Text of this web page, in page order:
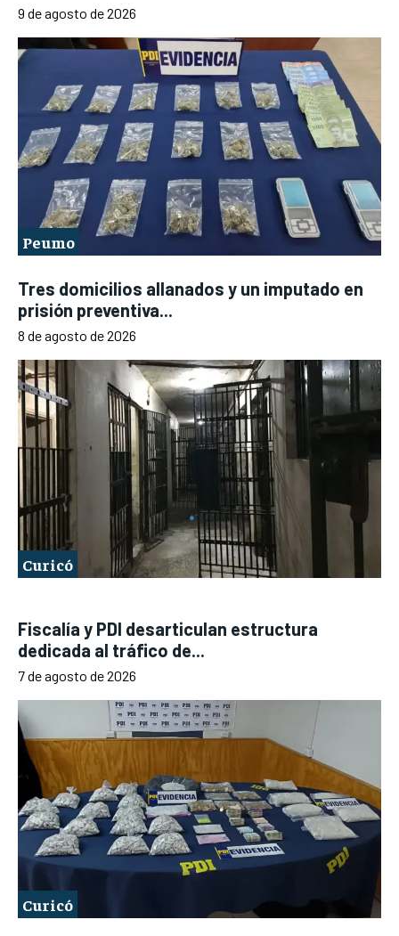
9 de agosto de 2026
Peumo
Tres domicilios allanados y un imputado en
prisión preventiva...
8 de agosto de 2026
Curicó
Fiscalía y PDI desarticulan estructura
dedicada al tráfico de...
7 de agosto de 2026
Curicó